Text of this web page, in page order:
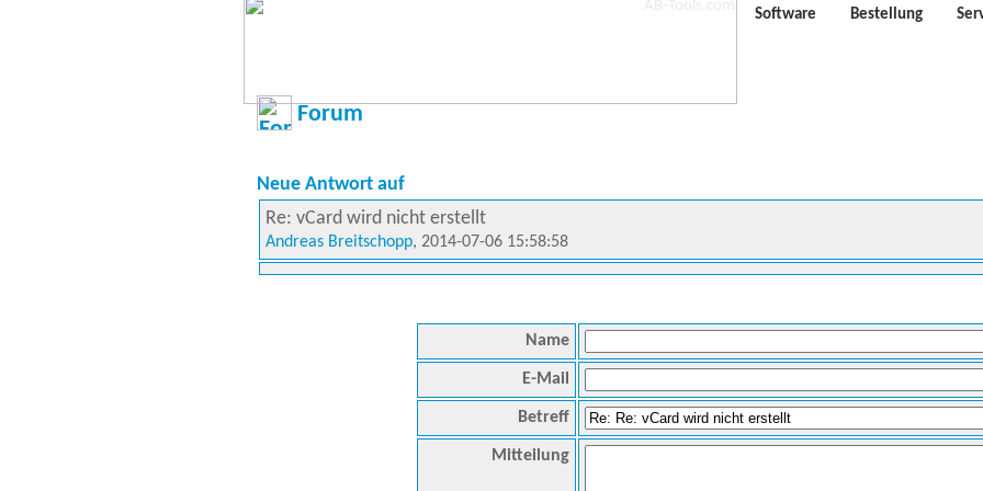
Software Bestellung
Forum
Neue Antwort auf
Re: vCard wird nicht erstellt
Andreas Breitschopp, 2014-07-06 15:58:58
Name
E-Mail
Betreff
Mitteilung